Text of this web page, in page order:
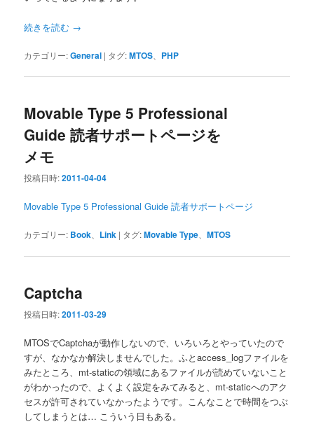
続きを読む →
カテゴリー:General | タグ:MTOS PHP
Movable Type 5 Professional
Guide 読者サポートページを
メモ
投稿日時:2011-04-04
Movable Type 5 Professional Guide 読者サポートページ
カテゴリー: Book、 Link | タグ:Movable Type、MTOS
Captcha
投稿日時:2011-03-29
MTOSでCaptchaが動作しないので、いろいろとやっていたので
すが、なかなか解決しませんでした。ふとaccess_logファイルを
みたところ、mt-staticの領域にあるファイルが読めていないこと
がわかったので、よくよく設定をみてみると、mt-staticへのアク
セスが許可されていなかったようです。こんなことで時間をつぶ
してしまうとは… こういう日もある。